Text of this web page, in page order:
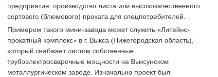
предприятия: производство листа или высококачественного
сортового (блюмового) проката для спецпотребителей.
Примером такого мини-завода может служить «Литейно-
прокатный комплекс» в г. Выкса (Нижегородская область),
который снабжает листом собственные
трубоэлектросварочные мощности на Выксунском
металлургическом заводе. Изначально проект был